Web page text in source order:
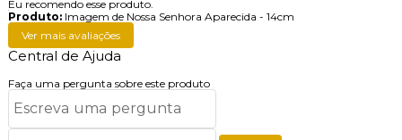
Eu recomendo esse produto.
Produto:Imagem de Nossa Senhora Aparecida - 14cm
Ver mais avaliações
Central de Ajuda
Faça uma pergunta sobre este produto